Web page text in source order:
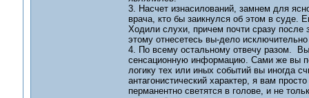
3. Насчет изнасилований, замнем для
врача, кто бы заикнулся об этом в
Ходили слухи, причем почти сразу после
этому отнесетесь вы-дело
4. По всему остальному отвечу разом.
сенсационную информацию. Сами же вы
логику тех или иных событий вы иногда
антагонистический характер, я вам
перманентно светятся в голове, и не